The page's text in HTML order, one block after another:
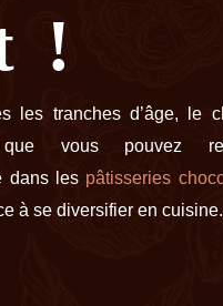
!
les tranches d’âge, le
vous pouvez
dans les pâtisseries
à se diversifier en cuisine.